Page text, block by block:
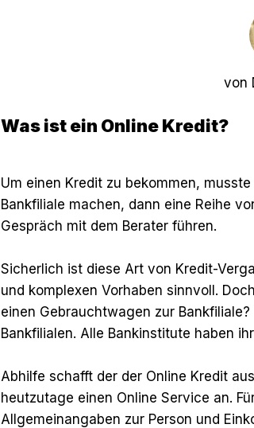
von
Was ist ein Online Kredit?
Um einen Kredit zu bekommen,
Bankfiliale machen, dann eine Reihe
Gespräch mit dem Berater führen.
Sicherlich ist diese Art von Kredit-
und komplexen Vorhaben sinnvoll.
einen Gebrauchtwagen zur
Bankfilialen. Alle Bankinstitute haben
Abhilfe schafft der der Online Kredit
heutzutage einen Online Service an.
Allgemeinangaben zur Person und